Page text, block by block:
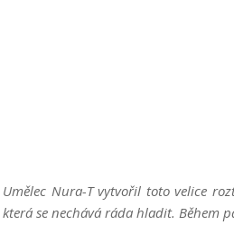
Umělec Nura-T vytvořil toto velice
která se nechává ráda hladit. Během